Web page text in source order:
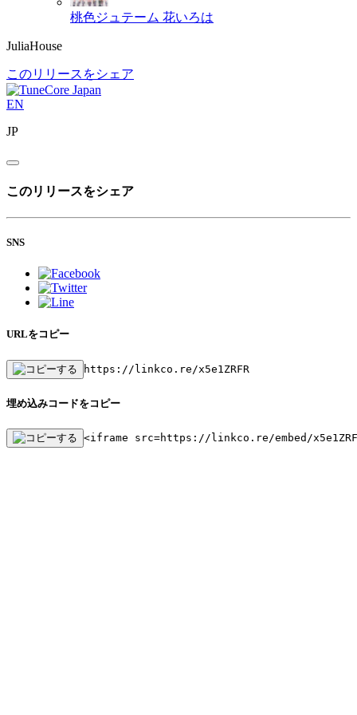
桃色ジュテーム 花いろは
JuliaHouse
このリリースをシェア
EN
JP
このリリースをシェア
SNS
URLをコピー
https://linkco.re/x5e1ZRFR
埋め込みコードをコピー
<iframe src=https://linkco.re/embed/